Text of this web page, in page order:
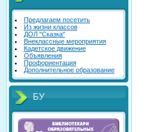
Предлагаем посетить
Из жизни классов
ДОЛ "Сказка"
Внеклассные мероприятия
Кадетское движение
Объявления
Профориентация
Дополнительное образование
БУ